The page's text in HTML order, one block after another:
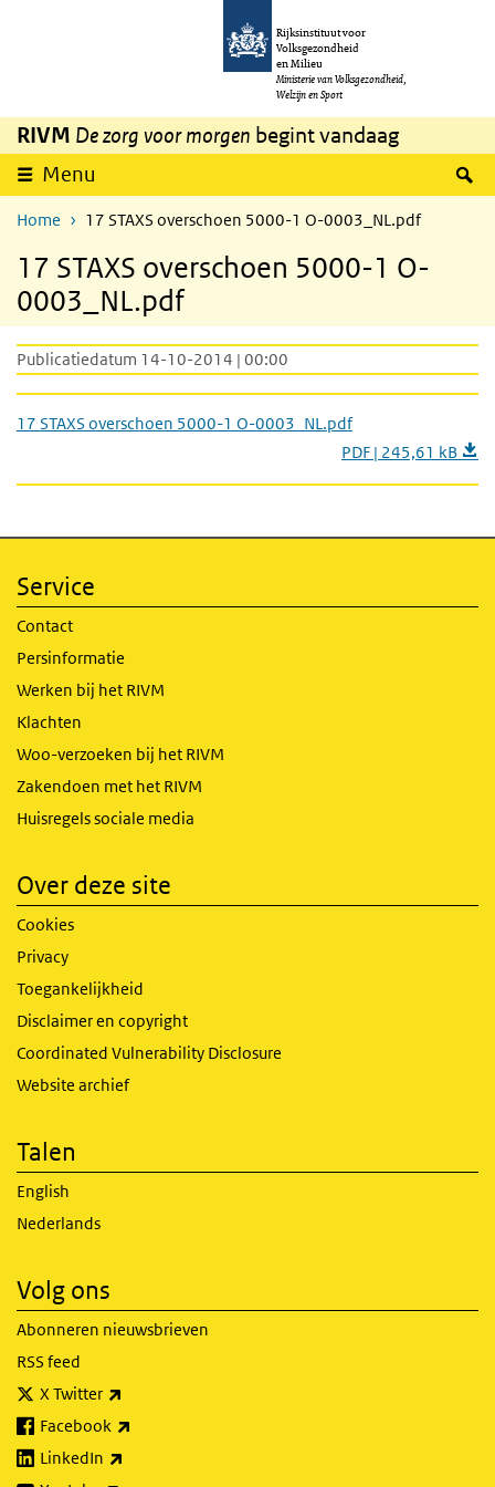
Overslaan en naar de inhoud gaan
Rijksinstituut voor
Volksgezondheid
en Milieu
Ministerie van Volksgezondheid,
Welzijn en Sport
RIVM De zorg voor morgen begint vandaag
Menu
Home 17 STAXS overschoen 5000-1 O-0003_NL.pdf
17 STAXS overschoen 5000-1 O-
0003_NL.pdf
Publicatiedatum 14-10-2014 | 00:00
17 STAXS overschoen 5000-1 O-0003_NL.pdf
PDF | 245,61 kB
Service
Contact
Persinformatie
Werken bij het RIVM
Klachten
Woo-verzoeken bij het RIVM
Zakendoen met het RIVM
Huisregels sociale media
Over deze site
Cookies
Privacy
Toegankelijkheid
Disclaimer en copyright
Coordinated Vulnerability Disclosure
Website archief
Talen
English
Nederlands
Volg ons
Abonneren nieuwsbrieven
RSS feed
X Twitter
Facebook
LinkedIn